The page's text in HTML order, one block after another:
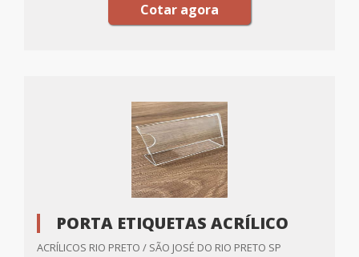
Cotar agora
PORTA ETIQUETAS ACRÍLICO
ACRÍLICOS RIO PRETO / SÃO JOSÉ DO RIO PRETO SP